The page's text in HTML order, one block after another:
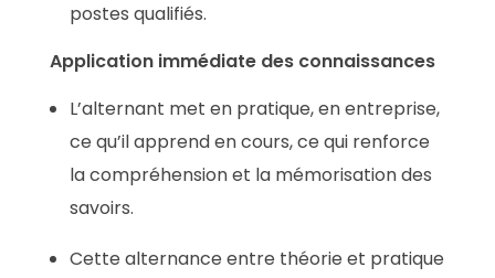
postes qualifiés.
Application immédiate des connaissances
L’alternant met en pratique, en entreprise,
ce qu’il apprend en cours, ce qui renforce
la compréhension et la mémorisation des
savoirs.
Cette alternance entre théorie et pratique